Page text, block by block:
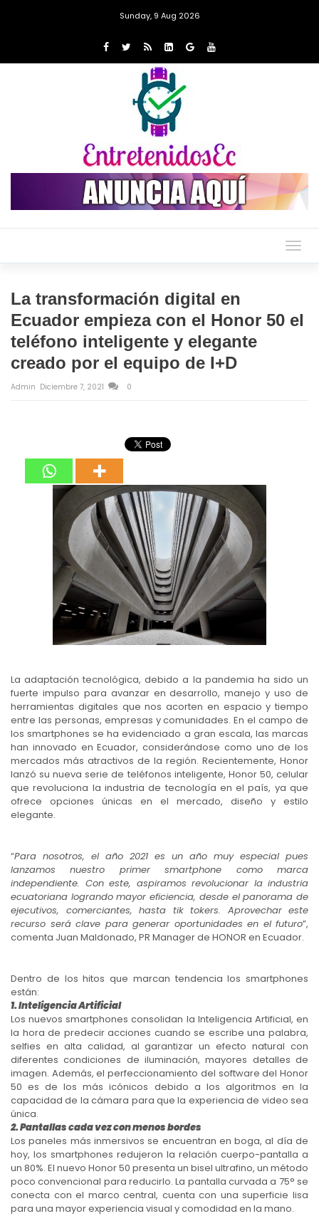
Sunday, 9 Aug 2026
La transformación digital en
Ecuador empieza con el Honor 50 el
teléfono inteligente y elegante
creado por el equipo de I+D
Admin Diciembre 7, 2021 0
La adaptación tecnológica, debido a la pandemia ha sido un
fuerte impulso para avanzar en desarrollo, manejo y uso de
herramientas digitales que nos acorten en espacio y tiempo
entre las personas, empresas y comunidades. En el campo de
los smartphones se ha evidenciado a gran escala, las marcas
han innovado en Ecuador, considerándose como uno de los
mercados más atractivos de la región. Recientemente, Honor
lanzó su nueva serie de teléfonos inteligente, Honor 50, celular
que revoluciona la industria de tecnología en el país, ya que
ofrece opciones únicas en el mercado, diseño y estilo
elegante.
“Para nosotros, el año 2021 es un año muy especial pues
lanzamos nuestro primer smartphone como marca
independiente. Con este, aspiramos revolucionar la industria
ecuatoriana logrando mayor eficiencia, desde el panorama de
ejecutivos, comerciantes, hasta tik tokers. Aprovechar este
recurso será clave para generar oportunidades en el futuro”,
comenta Juan Maldonado, PR Manager de HONOR en Ecuador.
Dentro de los hitos que marcan tendencia los smartphones
están:
1. Inteligencia Artificial
Los nuevos smartphones consolidan la Inteligencia Artificial, en
la hora de predecir acciones cuando se escribe una palabra,
selfies en alta calidad, al garantizar un efecto natural con
diferentes condiciones de iluminación, mayores detalles de
imagen. Además, el perfeccionamiento del software del Honor
50 es de los más icónicos debido a los algoritmos en la
capacidad de la cámara para que la experiencia de video sea
única.
2. Pantallas cada vez con menos bordes
Los paneles más inmersivos se encuentran en boga, al día de
hoy, los smartphones redujeron la relación cuerpo-pantalla a
un 80%. El nuevo Honor 50 presenta un bisel ultrafino, un método
poco convencional para reducirlo. La pantalla curvada a 75° se
conecta con el marco central, cuenta con una superficie lisa
para una mayor experiencia visual y comodidad en la mano.